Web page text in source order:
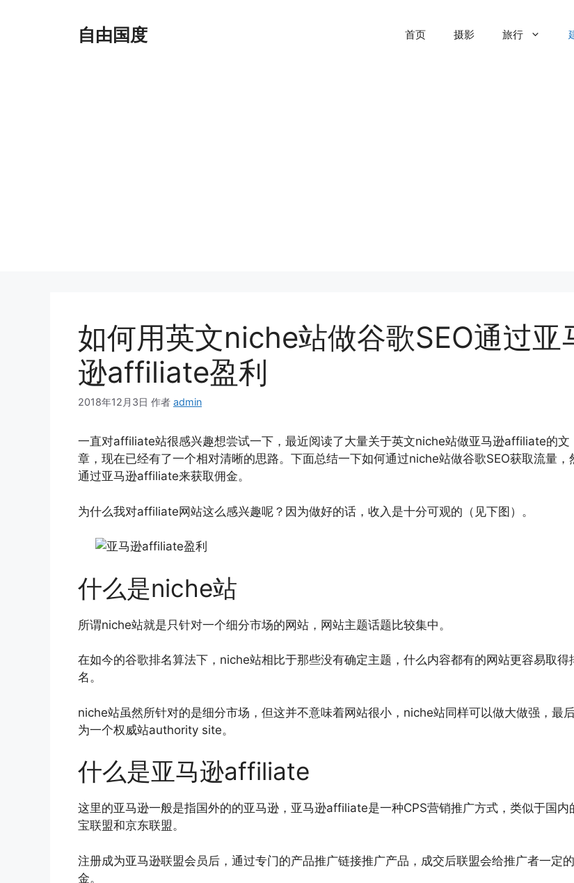
自由国度 首页 摄影 旅行
如何用英文niche站做谷歌SEO通过亚
逊affiliate盈利
2018年12月3日 作者 admin
一直对affiliate站很感兴趣想尝试一下，最近阅读了大量关于英文niche站做亚马逊affiliate的文
章，现在已经有了一个相对清晰的思路。下面总结一下如何通过niche站做谷歌SEO获取流量，
通过亚马逊affiliate来获取佣金。
为什么我对affiliate网站这么感兴趣呢？因为做好的话，收入是十分可观的（见下图）。
什么是niche站
所谓niche站就是只针对一个细分市场的网站，网站主题话题比较集中。
在如今的谷歌排名算法下，niche站相比于那些没有确定主题，什么内容都有的网站更容易取得
名。
niche站虽然所针对的是细分市场，但这并不意味着网站很小，niche站同样可以做大做强，最
为一个权威站authority site。
什么是亚马逊affiliate
这里的亚马逊一般是指国外的的亚马逊，亚马逊affiliate是一种CPS营销推广方式，类似于国内
宝联盟和京东联盟。
注册成为亚马逊联盟会员后，通过专门的产品推广链接推广产品，成交后联盟会给推广者一定
金。